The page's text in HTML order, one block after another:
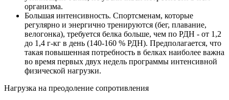
организма.
Большая интенсивность. Спортсменам, которые
регулярно и энергично тренируются (бег, плавание,
велогонка), требуется белка больше, чем по РДН - от 1,2
до 1,4 г-кг в день (140-160 % РДН). Предполагается, что
такая повышенная потребность в белках наиболее важна
во время первых двух недель программы интенсивной
физической нагрузки.
Нагрузка на преодоление сопротивления